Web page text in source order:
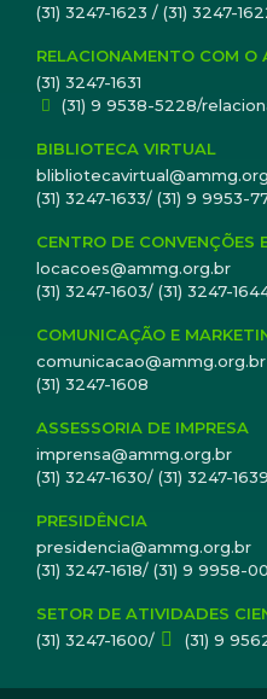
(31) 3247-1623 / (31) 3247-
RELACIONAMENTO COM O
(31) 3247-1631
(31) 9 9538-5228/
BIBLIOTECA VIRTUAL
(31) 3247-1633/ (31) 9 9953-
CENTRO DE CONVENÇÕES
locacoes@ammg.org.br
(31) 3247-1603/ (31) 3247-
COMUNICAÇÃO E
comunicacao@ammg.org.br
(31) 3247-1608
ASSESSORIA DE IMPRESA
imprensa@ammg.org.br
(31) 3247-1630/ (31) 3247-1639
PRESIDÊNCIA
presidencia@ammg.org.br
(31) 3247-1618/ (31) 9 9958-
SETOR DE ATIVIDADES
(31) 3247-1600/
(31) 9